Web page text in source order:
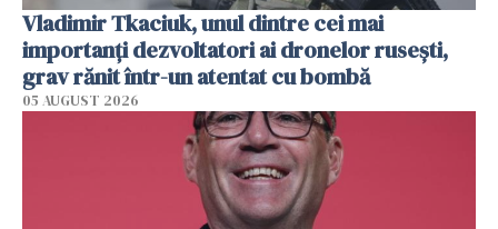
Vladimir Tkaciuk, unul dintre cei mai
importanți dezvoltatori ai dronelor rusești,
grav rănit într-un atentat cu bombă
05 AUGUST 2026